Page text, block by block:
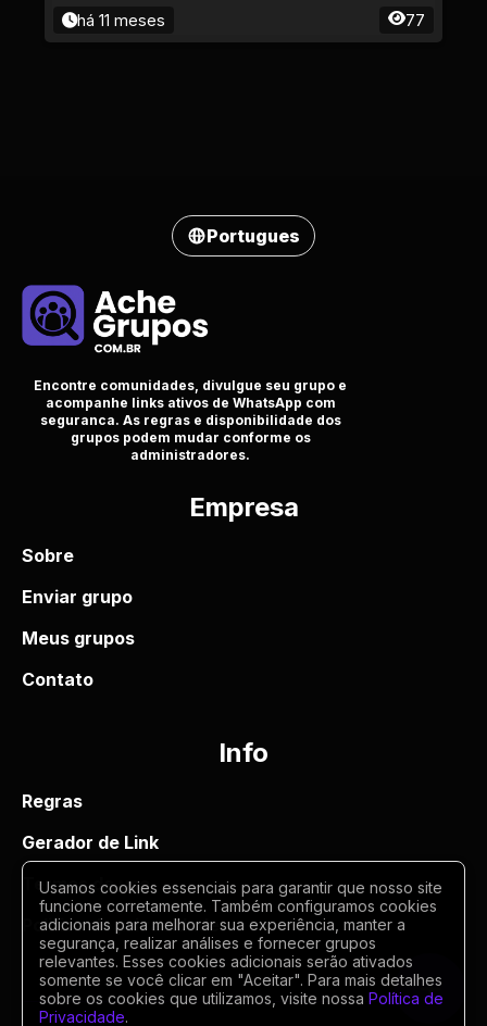
há 11 meses 77
Portugues
Encontre comunidades, divulgue seu grupo e
acompanhe links ativos de WhatsApp com
seguranca. As regras e disponibilidade dos
grupos podem mudar conforme os
administradores.
Empresa
Sobre
Enviar grupo
Meus grupos
Contato
Info
Regras
Gerador de Link
Termos de uso
Politica de privacidade
Usamos cookies essenciais para garantir que nosso site
funcione corretamente. Também configuramos cookies
adicionais para melhorar sua experiência, manter a
segurança, realizar análises e fornecer grupos
relevantes. Esses cookies adicionais serão ativados
somente se você clicar em "Aceitar". Para mais detalhes
sobre os cookies que utilizamos, visite nossa Política de
Privacidade.